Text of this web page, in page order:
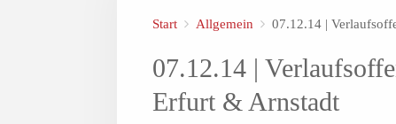
Start Allgemein 07.12.14 |
07.12.14 |
Erfurt & Arnstadt